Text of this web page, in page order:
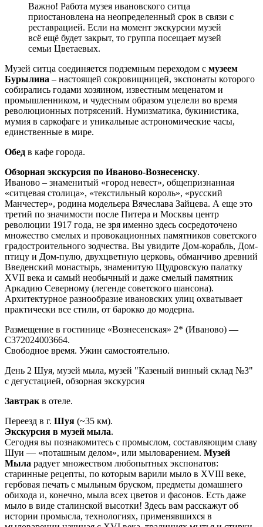
Важно! Работа музея ивановского ситца
приостановлена на неопределенный срок в связи с
реставрацией. Если на момент экскурсии музей
всё ещё будет закрыт, то группа посещает музей
семьи Цветаевых.
Музей ситца соединяется подземным переходом с музеем
Бурылина – настоящей сокровищницей, экспонаты которого
собирались годами хозяином, известным меценатом и
промышленником, и чудесным образом уцелели во время
революционных потрясений. Нумизматика, букинистика,
мумия в саркофаге и уникальные астрономические часы,
единственные в мире.
Обед в кафе города.
Обзорная экскурсия по Иваново-Вознесенску.
Иваново – знаменитый «город невест», общепризнанная
«ситцевая столица», «текстильный король», «русский
Манчестер», родина модельера Вячеслава Зайцева. А еще это
третий по значимости после Питера и Москвы центр
революции 1917 года, не зря именно здесь сосредоточено
множество смелых и провокационных памятников советского
градостроительного зодчества. Вы увидите Дом-корабль, Дом-
птицу и Дом-пулю, двухцветную церковь, обманчиво древний
Введенский монастырь, знаменитую Щудровскую палатку
XVII века и самый необычный и даже смелый памятник
Аркадию Северному (легенде советского шансона).
Архитектурное разнообразие ивановских улиц охватывает
практически все стили, от барокко до модерна.
Размещение в гостинице «Вознесенская» 2* (Иваново) —
С372024003664.
Свободное время. Ужин самостоятельно.
День 2 Шуя, музей мыла, музей "Казеный винный склад №3"
с дегустацией, обзорная экскурсия
Завтрак в отеле.
Переезд в г. Шуя (~35 км).
Экскурсия в музей мыла.
Сегодня вы познакомитесь с промыслом, составляющим славу
Шуи — «поташным делом», или мыловарением. Музей
Мыла радует множеством любопытных экспонатов:
старинные рецепты, по которым варили мыло в XVIII веке,
гербовая печать с мыльным бруском, предметы домашнего
обихода и, конечно, мыла всех цветов и фасонов. Есть даже
мыло в виде сталинской высотки! Здесь вам расскажут об
истории промысла, технологиях, применявшихся в